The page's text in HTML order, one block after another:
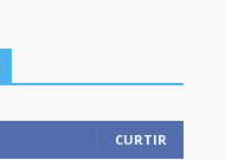
CURTIR